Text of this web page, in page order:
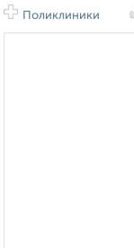
Поликлиники